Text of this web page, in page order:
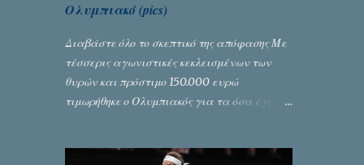
Ολυμπιακό (pics)
Διαβάστε όλο το σκεπτικό της απόφασης Με
τέσσερις αγωνιστικές κεκλεισμένων των
θυρών και πρόστιμο 150.000 ευρώ
τιμωρήθηκε ο Ολυμπιακός για τα όσα έγιναν
εξάντλησε την αυστηρότητά της,